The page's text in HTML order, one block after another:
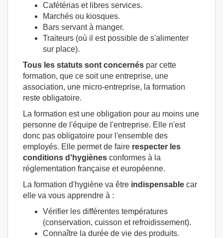
Cafétérias et libres services.
Marchés ou kiosques.
Bars servant à manger.
Traiteurs (où il est possible de s'alimenter
sur place).
Tous les statuts sont concernés par cette
formation, que ce soit une entreprise, une
association, une micro-entreprise, la formation
reste obligatoire.
La formation est une obligation pour au moins une
personne de l'équipe de l'entreprise. Elle n'est
donc pas obligatoire pour l'ensemble des
employés. Elle permet de faire respecter les
conditions d'hygiènes conformes à la
réglementation française et européenne.
La formation d'hygiène va être indispensable car
elle va vous apprendre à :
Vérifier les différentes températures
(conservation, cuisson et refroidissement).
Connaître la durée de vie des produits.